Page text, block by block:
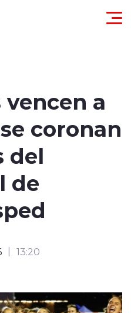
vencen a
coronan
del
de
13:20